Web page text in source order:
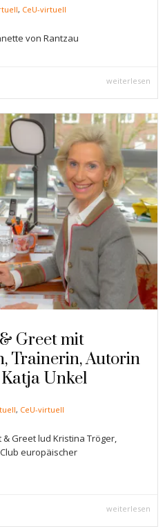
, CeU-virtuell
von Rantzau
weiterlesen
Greet mit
Trainerin, Autorin
Unkel
, CeU-virtuell
Greet lud Kristina Tröger,
europäischer
weiterlesen